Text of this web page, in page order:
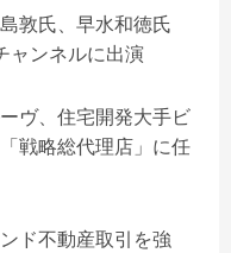
敦氏、早水和徳氏
ャンネルに出演
ヴ、住宅開発⼤⼿ビ
戦略総代理店」に任
ド不動産取引を強